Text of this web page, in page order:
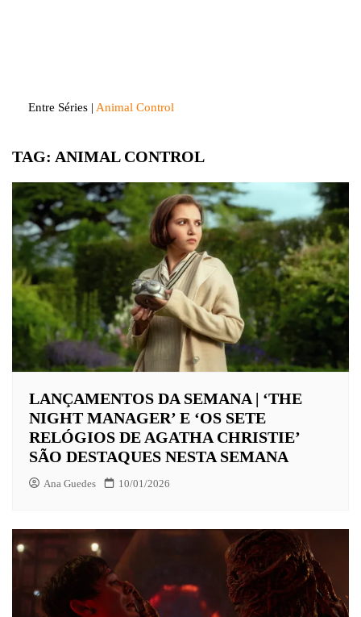
Entre Séries | Animal Control
TAG: ANIMAL CONTROL
LANÇAMENTOS DA SEMANA | ‘THE
NIGHT MANAGER’ E ‘OS SETE
RELÓGIOS DE AGATHA CHRISTIE’
SÃO DESTAQUES NESTA SEMANA
Ana Guedes 10/01/2026